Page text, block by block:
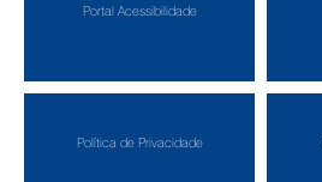
Portal Acessibilidade
Política de Privacidade